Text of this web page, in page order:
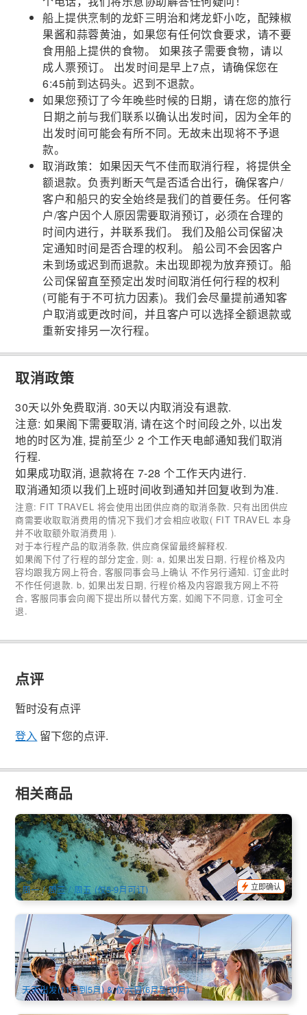
船上提供烹制的龙虾三明治和烤龙虾小吃，配辣椒
果酱和蒜蓉黄油，如果您有任何饮食要求，请不要
食用船上提供的食物。 如果孩子需要食物，请以
成人票预订。 出发时间是早上7点，请确保您在
6:45前到达码头。迟到不退款。
如果您预订了今年晚些时候的日期，请在您的旅行
日期之前与我们联系以确认出发时间，因为全年的
出发时间可能会有所不同。无故未出现将不予退
款。
取消政策：如果因天气不佳而取消行程，将提供全
额退款。负责判断天气是否适合出行，确保客户/
客户和船只的安全始终是我们的首要任务。任何客
户/客户因个人原因需要取消预订，必须在合理的
时间内进行，并联系我们。 我们及船公司保留决
定通知时间是否合理的权利。 船公司不会因客户
未到场或迟到而退款。未出现即视为放弃预订。船
公司保留直至预定出发时间取消任何行程的权利
(可能有于不可抗力因素)。我们会尽量提前通知客
户取消或更改时间，并且客户可以选择全额退款或
重新安排另一次行程。
取消政策
30天以外免费取消. 30天以内取消没有退款.
注意: 如果阁下需要取消, 请在这个时间段之外, 以出发
地的时区为准, 提前至少 2 个工作天电邮通知我们取消
行程.
如果成功取消, 退款将在 7-28 个工作天内进行.
取消通知须以我们上班时间收到通知并回复收到为准.
注意: FIT TRAVEL 将会使用出团供应商的取消条款. 只有出团供应
商需要收取取消费用的情况下我们才会相应收取( FIT TRAVEL 本身
并不收取额外取消费用 ).
对于本行程产品的取消条款, 供应商保留最终解释权.
如果阁下付了行程的部分定金, 则: a, 如果出发日期, 行程价格及内
容均跟我方网上符合, 客服同事会马上确认 不作另行通知. 订金此时
不作任何退款. b, 如果出发日期, 行程价格及内容跟我方网上不符
合, 客服同事会向阁下提出所以替代方案, 如阁下不同意, 订金可全
退.
点评
暂时没有点评
登入 留下您的点评.
相关商品
西澳布鲁姆 | 丹比尔半岛和原住民社区一日游/回程可升级景观
飞机 (英文)
725 已预订
AUD $340.00 349.00
PER09124
周一 / 周三 / 周五 (仅5-9月可订)
立即确认
漂浮式烧烤 西澳大利亚 | 曼杜拉 甜甜圈小船 包船自驾2小时
(可承载1-10人)
471 已预订
AUD $339.00
PER09423
天天出发(11月到5月) & 仅六日(6月到10月)